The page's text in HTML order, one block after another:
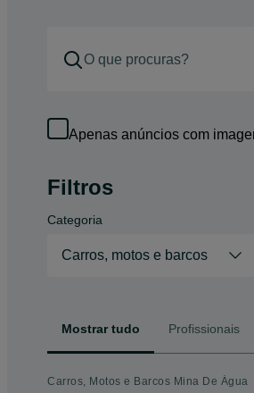
Apenas anúncios com
Filtros
Categoria
Carros, motos e barcos
Mostrar tudo Profissionais
Carros, Motos e Barcos Mina De Água